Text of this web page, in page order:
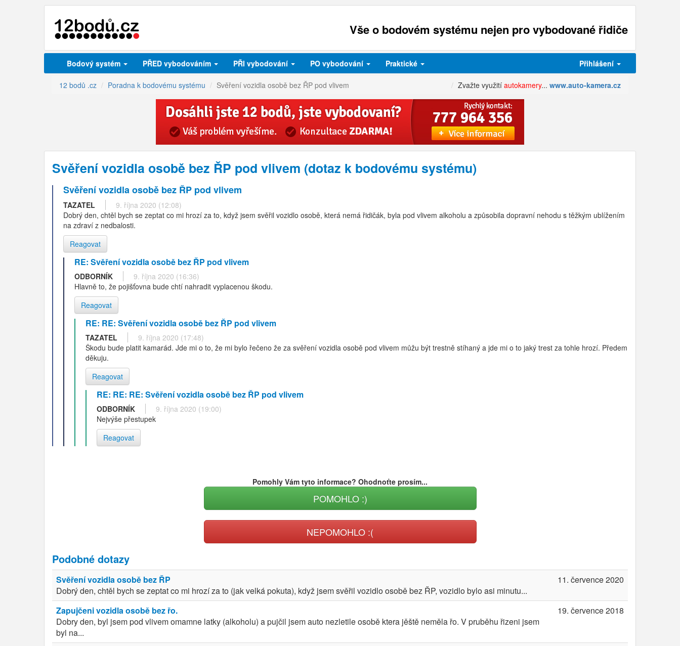
Vše o bodovém systému nejen pro vybodované řidiče
Bodový systém PŘED vybodováním PŘI vybodování PO vybodování Praktické Přihlášení
12 bodů .cz Poradna k bodovému systému Svěření vozidla osobě bez ŘP pod vlivem Zvažte využití autokamery... www.auto-kamera.cz
Svěření vozidla osobě bez ŘP pod vlivem (dotaz k bodovému systému)
Svěření vozidla osobě bez ŘP pod vlivem
TAZATEL
9. října 2020 (12:08)
Dobrý den, chtěl bych se zeptat co mi hrozí za to, když jsem svěřil vozidlo osobě, která nemá řidičák, byla pod vlivem alkoholu a způsobila dopravní nehodu s těžkým ublížením
na zdraví z nedbalosti.
Reagovat
RE: Svěření vozidla osobě bez ŘP pod vlivem
ODBORNÍK
9. října 2020 (16:36)
Hlavně to, že pojišťovna bude chtí nahradit vyplacenou škodu.
Reagovat
RE: RE: Svěření vozidla osobě bez ŘP pod vlivem
TAZATEL
9. října 2020 (17:48)
Škodu bude platit kamarád. Jde mi o to, že mi bylo řečeno že za svěření vozidla osobě pod vlivem můžu být trestně stíhaný a jde mi o to jaký trest za tohle hrozí. Předem
děkuju.
Reagovat
RE: RE: RE: Svěření vozidla osobě bez ŘP pod vlivem
ODBORNÍK
9. října 2020 (19:00)
Nejvýše přestupek
Reagovat
Pomohly Vám tyto informace? Ohodnoťte prosím...
POMOHLO :)
NEPOMOHLO :(
Podobné dotazy
Svěření vozidla osobě bez ŘP
Dobrý den, chtěl bych se zeptat co mi hrozí za to (jak velká pokuta), když jsem svěřil vozidlo osobě bez ŘP, vozidlo bylo asi minutu...
11. července 2020
Zapujčeni vozidla osobě bez řo.
Dobry den, byl jsem pod vlivem omamne latky (alkoholu) a pujčil jsem auto nezletile osobě ktera jěště neměla řo. V pruběhu řizeni jsem
byl na...
19. července 2018